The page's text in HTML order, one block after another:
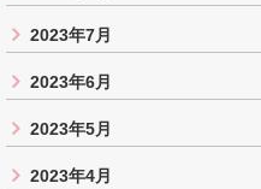
2023年7月
2023年6月
2023年5月
2023年4月